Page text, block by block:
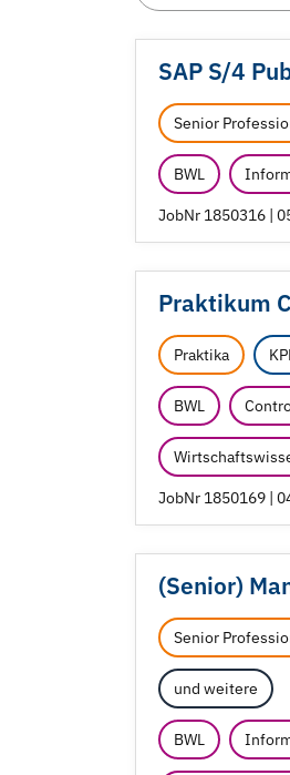
SAP S/4
Senior
BWL
JobNr 1850316 |
Praktikum
Praktika
BWL
JobNr 1850169 |
(Senior)
Senior
und weitere
BWL